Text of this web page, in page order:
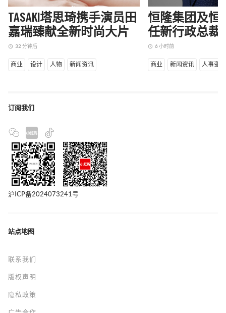
TASAKI塔思琦携手演员田
嘉瑞臻献全新时尚大片
access_time 32 分钟后
商业 设计 人物 新闻资讯
恒隆集团及恒
任新行政总裁
access_time 6 小时前
商业 新闻资讯 人事变动
订阅我们
沪ICP备2024073241号
站点地图
联系我们
版权声明
隐私政策